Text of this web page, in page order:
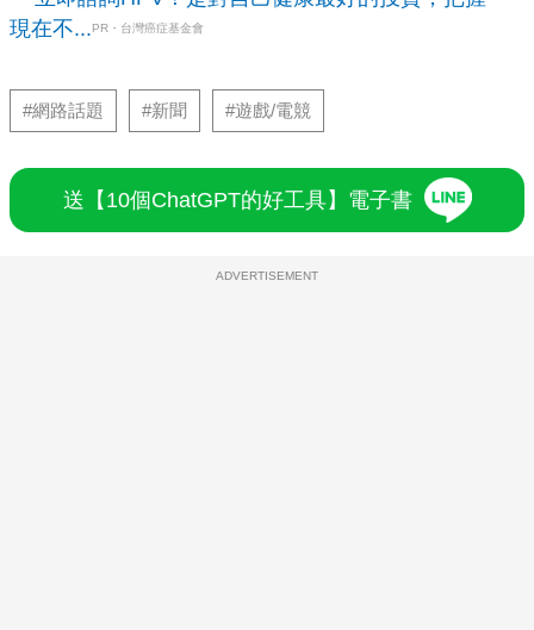
現在不...PR・台灣癌症基金會
#網路話題 #新聞 #遊戲/電競
送【10個ChatGPT的好工具】電子書
ADVERTISEMENT